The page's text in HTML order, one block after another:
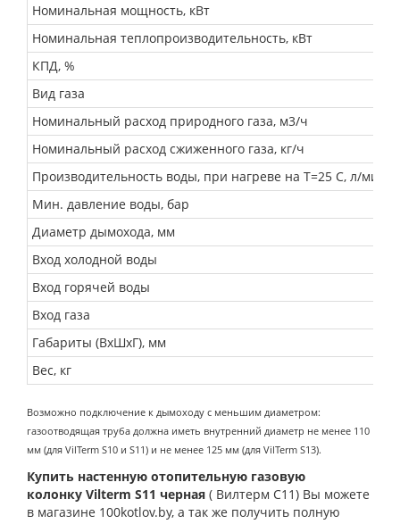
Номинальная мощность, кВт
Номинальная теплопроизводительность, кВт
КПД, %
Вид газа
Номинальный расход природного газа, м3/ч
Номинальный расход сжиженного газа, кг/ч
Производительность воды, при нагреве на Т=25 С, л/мин
Мин. давление воды, бар
Диаметр дымохода, мм
Вход холодной воды
Вход горячей воды
Вход газа
Габариты (ВхШхГ), мм
Вес, кг
Возможно подключение к дымоходу с меньшим диаметром:
газоотводящая труба должна иметь внутренний диаметр не менее 110
мм (для VilTerm S10 и S11) и не менее 125 мм (для VilTerm S13).
Купить настенную отопительную газовую
колонку Vilterm S11 черная ( Вилтерм С11) Вы можете
в магазине 100kotlov.by, а так же получить полную